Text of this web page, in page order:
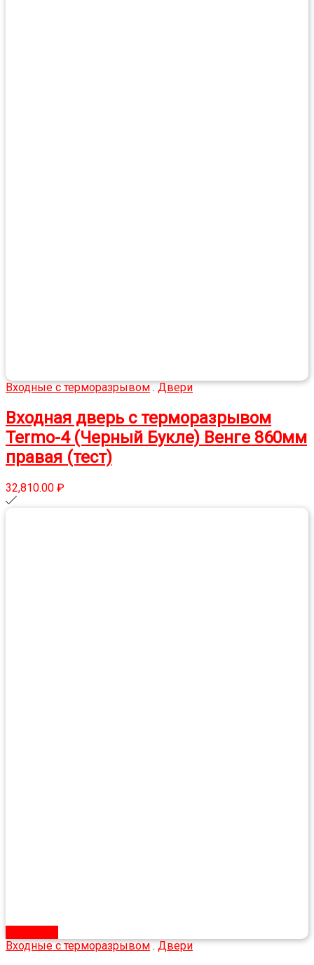
Входные с терморазрывом.Двери
Входная дверь с терморазрывом
Termo-4 (Черный Букле) Венге 860мм
правая (тест)
32,810.00 ₽
Входные с терморазрывом.Двери